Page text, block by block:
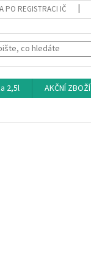
PO REGISTRACI IČ
2,5l AKČNÍ ZBOŽÍ